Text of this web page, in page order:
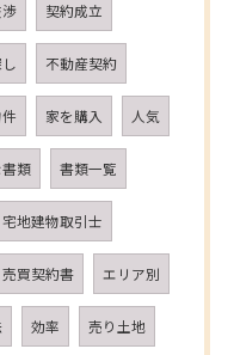
契約成立
不動産契約
家を購入 人気
類 書類一覧
宅地建物取引士
売買契約書 エリア別
効率 売り土地